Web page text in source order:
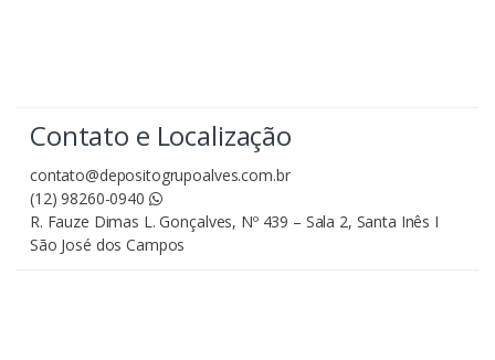
Contato e Localização
contato@depositogrupoalves.com.br
(12) 98260-0940
R. Fauze Dimas L. Gonçalves, Nº 439 – Sala 2, Santa Inês I
São José dos Campos